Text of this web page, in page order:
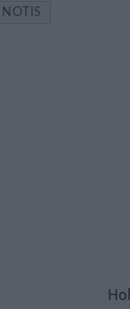
NOTIS